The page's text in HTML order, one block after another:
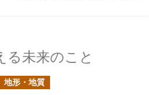
る未来のこと
地形・地質